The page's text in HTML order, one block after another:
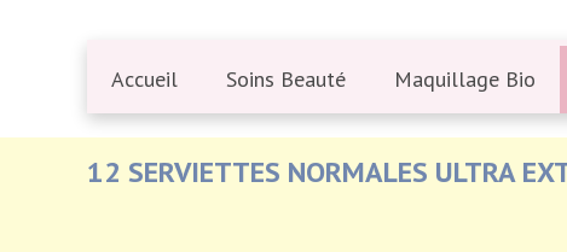
Accueil Soins Beauté Maquillage Bio
12 SERVIETTES NORMALES ULTRA